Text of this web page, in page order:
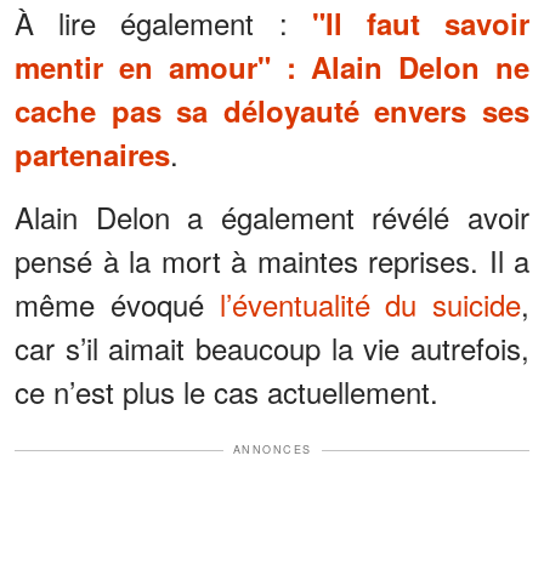
À lire également : "Il faut savoir
mentir en amour" : Alain Delon ne
cache pas sa déloyauté envers ses
partenaires.
Alain Delon a également révélé avoir
pensé à la mort à maintes reprises. Il a
même évoqué l’éventualité du suicide,
car s’il aimait beaucoup la vie autrefois,
ce n’est plus le cas actuellement.
ANNONCES